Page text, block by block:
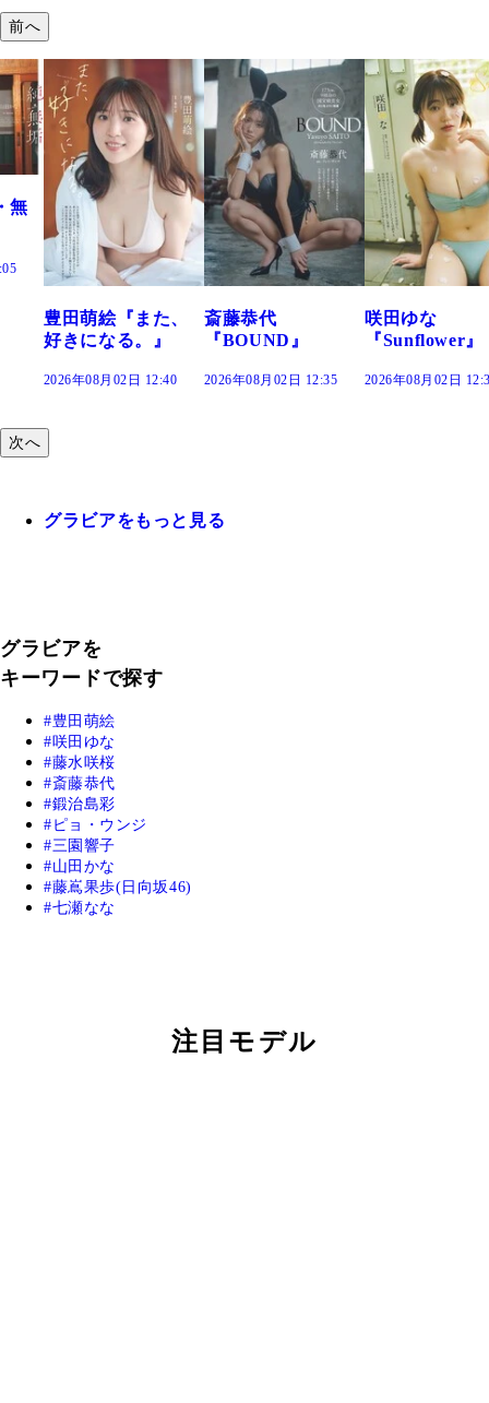
前へ
斎藤恭代
『BOUND』
2026年08月02日 12:35
咲田ゆな
『Sunflower』
2026年08月02日 12:30
藤水咲桜『花
だまり』
2026年08月02日
次へ
グラビアをもっと見る
グラビアを
キーワードで探す
豊田萌絵
咲田ゆな
藤水咲桜
斎藤恭代
鍛治島彩
ピョ・ウンジ
三園響子
山田かな
藤嶌果歩(日向坂46)
七瀬なな
注目モデル